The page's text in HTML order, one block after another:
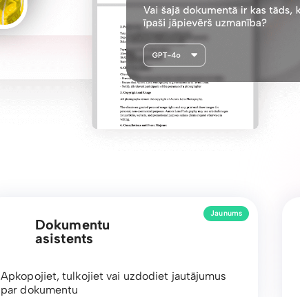
Dokumentu
asistents
Apkopojiet, tulkojiet vai uzdodiet jautājumus
par dokumentu
Jaunums